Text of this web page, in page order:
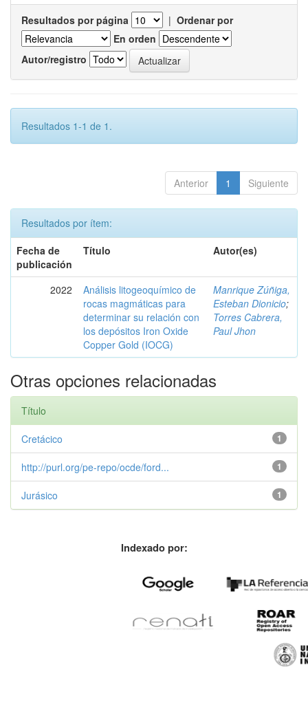
Resultados por página | Ordenar por
En orden
Autor/registro
Resultados 1-1 de 1.
Anterior 1 Siguiente
Resultados por ítem:
Fecha de
publicación
Título Autor(es)
2022
Análisis litogeoquímico de
rocas magmáticas para
determinar su relación con
los depósitos Iron Oxide
Copper Gold (IOCG)
Manrique Zúñiga,
Esteban Dionicio;
Torres Cabrera,
Paul Jhon
Otras opciones relacionadas
Título
1
Cretácico
1
http://purl.org/pe-repo/ocde/ford...
1
Jurásico
Indexado por: